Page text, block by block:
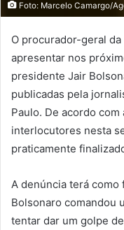
Foto: Marcelo Camargo/
O procurador-geral
apresentar nos
presidente Jair
publicadas pela
Paulo. De acordo
interlocutores nesta
praticamente
A denúncia terá como
Bolsonaro comandou
tentar dar um golpe